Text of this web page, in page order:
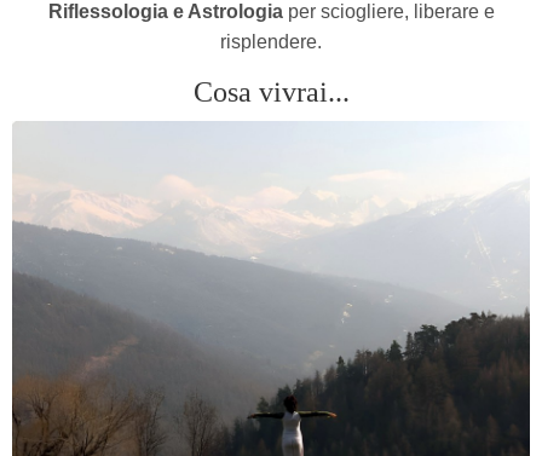
Riflessologia e Astrologia per sciogliere, liberare e
risplendere.
Cosa vivrai...